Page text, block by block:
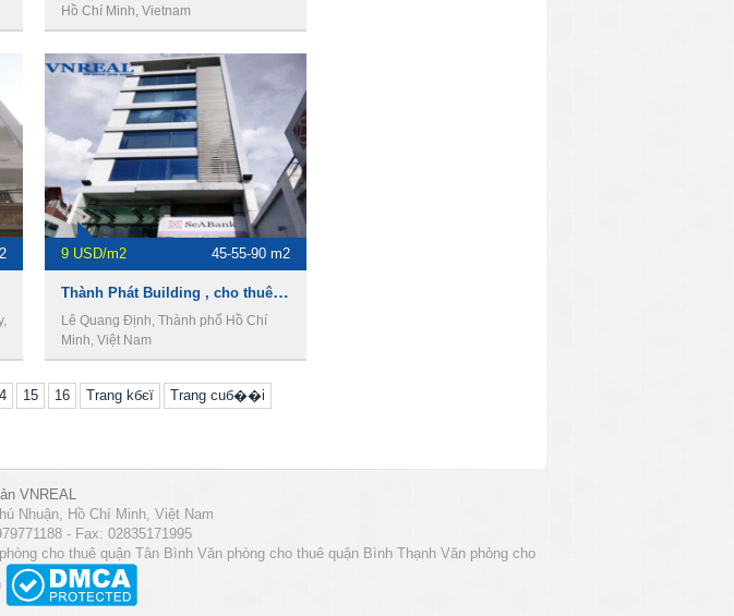
Hồ Chí Minh, Vietnam
9 USD/m2 45-55-90 m2
Thành Phát Building , cho thuê văn phòng quận bình thạnh
Lê Quang Định, Thành phố Hồ Chí
Minh, Việt Nam
15 16 Trang kбєї Trang cuб��i
VNREAL
Nhuận, Hồ Chí Minh, Việt Nam
- Fax: 02835171995
cho thuê quận Tân Bình Văn phòng cho thuê quận Bình Thạnh Văn phòng cho